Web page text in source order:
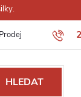
Prodejna
HLEDAT